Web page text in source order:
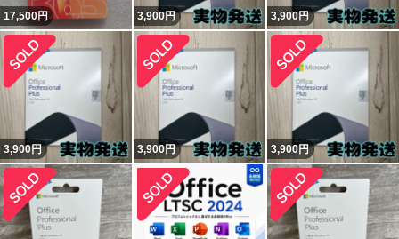
17,500円 3,900円 3,900円
3,900円 3,900円 3,900円